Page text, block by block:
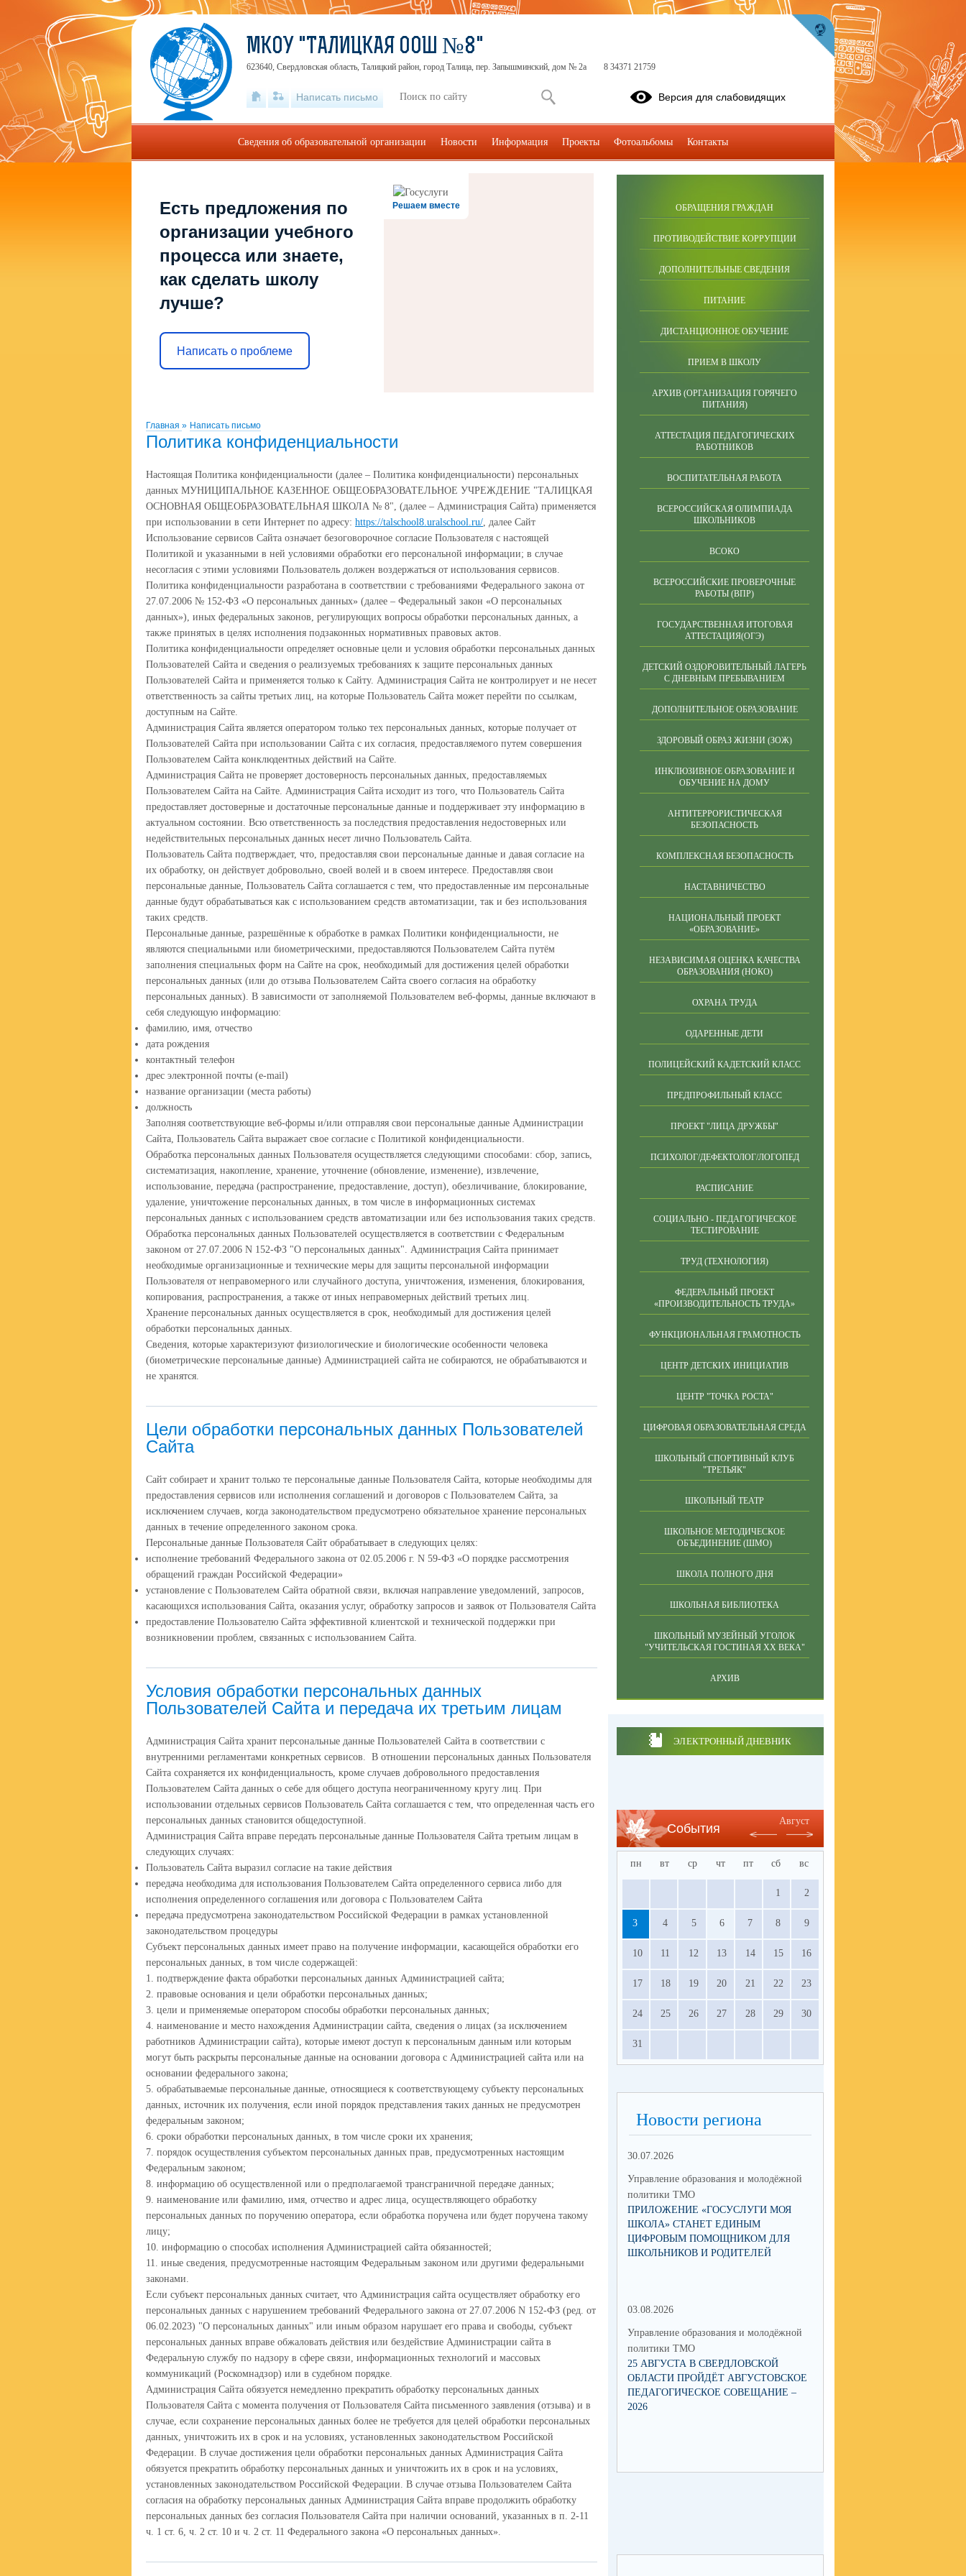
Решаем вместе
Есть предложения по
организации учебного
процесса или знаете,
как сделать школу
лучше?
Написать о проблеме
Главная » Написать письмо
Политика конфиденциальности
Настоящая Политика конфиденциальности (далее – Политика конфиденциальности) персональных
данных МУНИЦИПАЛЬНОЕ КАЗЕННОЕ ОБЩЕОБРАЗОВАТЕЛЬНОЕ УЧРЕЖДЕНИЕ "ТАЛИЦКАЯ
ОСНОВНАЯ ОБЩЕОБРАЗОВАТЕЛЬНАЯ ШКОЛА № 8", (далее – Администрация Сайта) применяется
при использовании в сети Интернет по адресу: https://talschool8.uralschool.ru/, далее Сайт
Использование сервисов Сайта означает безоговорочное согласие Пользователя с настоящей
Политикой и указанными в ней условиями обработки его персональной информации; в случае
несогласия с этими условиями Пользователь должен воздержаться от использования сервисов.
Политика конфиденциальности разработана в соответствии с требованиями Федерального закона от
27.07.2006 № 152-ФЗ «О персональных данных» (далее – Федеральный закон «О персональных
данных»), иных федеральных законов, регулирующих вопросы обработки персональных данных, а
также принятых в целях исполнения подзаконных нормативных правовых актов.
Политика конфиденциальности определяет основные цели и условия обработки персональных данных
Пользователей Сайта и сведения о реализуемых требованиях к защите персональных данных
Пользователей Сайта и применяется только к Сайту. Администрация Сайта не контролирует и не несет
ответственность за сайты третьих лиц, на которые Пользователь Сайта может перейти по ссылкам,
доступным на Сайте.
Администрация Сайта является оператором только тех персональных данных, которые получает от
Пользователей Сайта при использовании Сайта с их согласия, предоставляемого путем совершения
Пользователем Сайта конклюдентных действий на Сайте.
Администрация Сайта не проверяет достоверность персональных данных, предоставляемых
Пользователем Сайта на Сайте. Администрация Сайта исходит из того, что Пользователь Сайта
предоставляет достоверные и достаточные персональные данные и поддерживает эту информацию в
актуальном состоянии. Всю ответственность за последствия предоставления недостоверных или
недействительных персональных данных несет лично Пользователь Сайта.
Пользователь Сайта подтверждает, что, предоставляя свои персональные данные и давая согласие на
их обработку, он действует добровольно, своей волей и в своем интересе. Предоставляя свои
персональные данные, Пользователь Сайта соглашается с тем, что предоставленные им персональные
данные будут обрабатываться как с использованием средств автоматизации, так и без использования
таких средств.
Персональные данные, разрешённые к обработке в рамках Политики конфиденциальности, не
являются специальными или биометрическими, предоставляются Пользователем Сайта путём
заполнения специальных форм на Сайте на срок, необходимый для достижения целей обработки
персональных данных (или до отзыва Пользователем Сайта своего согласия на обработку
персональных данных). В зависимости от заполняемой Пользователем веб-формы, данные включают в
себя следующую информацию:
фамилию, имя, отчество
дата рождения
контактный телефон
дрес электронной почты (e-mail)
название организации (места работы)
должность
Заполняя соответствующие веб-формы и/или отправляя свои персональные данные Администрации
Сайта, Пользователь Сайта выражает свое согласие с Политикой конфиденциальности.
Обработка персональных данных Пользователя осуществляется следующими способами: сбор, запись,
систематизация, накопление, хранение, уточнение (обновление, изменение), извлечение,
использование, передача (распространение, предоставление, доступ), обезличивание, блокирование,
удаление, уничтожение персональных данных, в том числе в информационных системах
персональных данных с использованием средств автоматизации или без использования таких средств.
Обработка персональных данных Пользователей осуществляется в соответствии с Федеральным
законом от 27.07.2006 N 152-ФЗ "О персональных данных". Администрация Сайта принимает
необходимые организационные и технические меры для защиты персональной информации
Пользователя от неправомерного или случайного доступа, уничтожения, изменения, блокирования,
копирования, распространения, а также от иных неправомерных действий третьих лиц.
Хранение персональных данных осуществляется в срок, необходимый для достижения целей
обработки персональных данных.
Сведения, которые характеризуют физиологические и биологические особенности человека
(биометрические персональные данные) Администрацией сайта не собираются, не обрабатываются и
не хранятся.
Цели обработки персональных данных Пользователей
Сайта
Сайт собирает и хранит только те персональные данные Пользователя Сайта, которые необходимы для
предоставления сервисов или исполнения соглашений и договоров с Пользователем Сайта, за
исключением случаев, когда законодательством предусмотрено обязательное хранение персональных
данных в течение определенного законом срока.
Персональные данные Пользователя Сайт обрабатывает в следующих целях:
исполнение требований Федерального закона от 02.05.2006 г. N 59-ФЗ «О порядке рассмотрения
обращений граждан Российской Федерации»
установление с Пользователем Сайта обратной связи, включая направление уведомлений, запросов,
касающихся использования Сайта, оказания услуг, обработку запросов и заявок от Пользователя Сайта
предоставление Пользователю Сайта эффективной клиентской и технической поддержки при
возникновении проблем, связанных с использованием Сайта.
Условия обработки персональных данных
Пользователей Сайта и передача их третьим лицам
Администрация Сайта хранит персональные данные Пользователей Сайта в соответствии с
внутренними регламентами конкретных сервисов. В отношении персональных данных Пользователя
Сайта сохраняется их конфиденциальность, кроме случаев добровольного предоставления
Пользователем Сайта данных о себе для общего доступа неограниченному кругу лиц. При
использовании отдельных сервисов Пользователь Сайта соглашается с тем, что определенная часть его
персональных данных становится общедоступной.
Администрация Сайта вправе передать персональные данные Пользователя Сайта третьим лицам в
следующих случаях:
Пользователь Сайта выразил согласие на такие действия
передача необходима для использования Пользователем Сайта определенного сервиса либо для
исполнения определенного соглашения или договора с Пользователем Сайта
передача предусмотрена законодательством Российской Федерации в рамках установленной
законодательством процедуры
Субъект персональных данных имеет право на получение информации, касающейся обработки его
персональных данных, в том числе содержащей:
1. подтверждение факта обработки персональных данных Администрацией сайта;
2. правовые основания и цели обработки персональных данных;
3. цели и применяемые оператором способы обработки персональных данных;
4. наименование и место нахождения Администрации сайта, сведения о лицах (за исключением
работников Администрации сайта), которые имеют доступ к персональным данным или которым
могут быть раскрыты персональные данные на основании договора с Администрацией сайта или на
основании федерального закона;
5. обрабатываемые персональные данные, относящиеся к соответствующему субъекту персональных
данных, источник их получения, если иной порядок представления таких данных не предусмотрен
федеральным законом;
6. сроки обработки персональных данных, в том числе сроки их хранения;
7. порядок осуществления субъектом персональных данных прав, предусмотренных настоящим
Федеральным законом;
8. информацию об осуществленной или о предполагаемой трансграничной передаче данных;
9. наименование или фамилию, имя, отчество и адрес лица, осуществляющего обработку
персональных данных по поручению оператора, если обработка поручена или будет поручена такому
лицу;
10. информацию о способах исполнения Администрацией сайта обязанностей;
11. иные сведения, предусмотренные настоящим Федеральным законом или другими федеральными
законами.
Если субъект персональных данных считает, что Администрация сайта осуществляет обработку его
персональных данных с нарушением требований Федерального закона от 27.07.2006 N 152-ФЗ (ред. от
06.02.2023) "О персональных данных" или иным образом нарушает его права и свободы, субъект
персональных данных вправе обжаловать действия или бездействие Администрации сайта в
Федеральную службу по надзору в сфере связи, информационных технологий и массовых
коммуникаций (Роскомнадзор) или в судебном порядке.
Администрация Сайта обязуется немедленно прекратить обработку персональных данных
Пользователя Сайта с момента получения от Пользователя Сайта письменного заявления (отзыва) и в
случае, если сохранение персональных данных более не требуется для целей обработки персональных
данных, уничтожить их в срок и на условиях, установленных законодательством Российской
Федерации. В случае достижения цели обработки персональных данных Администрация Сайта
обязуется прекратить обработку персональных данных и уничтожить их в срок и на условиях,
установленных законодательством Российской Федерации. В случае отзыва Пользователем Сайта
согласия на обработку персональных данных Администрация Сайта вправе продолжить обработку
персональных данных без согласия Пользователя Сайта при наличии оснований, указанных в п. 2-11
ч. 1 ст. 6, ч. 2 ст. 10 и ч. 2 ст. 11 Федерального закона «О персональных данных».
ОБРАЩЕНИЯ ГРАЖДАН
ПРОТИВОДЕЙСТВИЕ КОРРУПЦИИ
ДОПОЛНИТЕЛЬНЫЕ СВЕДЕНИЯ
ПИТАНИЕ
ДИСТАНЦИОННОЕ ОБУЧЕНИЕ
ПРИЕМ В ШКОЛУ
АРХИВ (ОРГАНИЗАЦИЯ ГОРЯЧЕГО
ПИТАНИЯ)
АТТЕСТАЦИЯ ПЕДАГОГИЧЕСКИХ
РАБОТНИКОВ
ВОСПИТАТЕЛЬНАЯ РАБОТА
ВСЕРОССИЙСКАЯ ОЛИМПИАДА
ШКОЛЬНИКОВ
ВСОКО
ВСЕРОССИЙСКИЕ ПРОВЕРОЧНЫЕ
РАБОТЫ (ВПР)
ГОСУДАРСТВЕННАЯ ИТОГОВАЯ
АТТЕСТАЦИЯ(ОГЭ)
ДЕТСКИЙ ОЗДОРОВИТЕЛЬНЫЙ ЛАГЕРЬ
С ДНЕВНЫМ ПРЕБЫВАНИЕМ
ДОПОЛНИТЕЛЬНОЕ ОБРАЗОВАНИЕ
ЗДОРОВЫЙ ОБРАЗ ЖИЗНИ (ЗОЖ)
ИНКЛЮЗИВНОЕ ОБРАЗОВАНИЕ И
ОБУЧЕНИЕ НА ДОМУ
АНТИТЕРРОРИСТИЧЕСКАЯ
БЕЗОПАСНОСТЬ
КОМПЛЕКСНАЯ БЕЗОПАСНОСТЬ
НАСТАВНИЧЕСТВО
НАЦИОНАЛЬНЫЙ ПРОЕКТ
«ОБРАЗОВАНИЕ»
НЕЗАВИСИМАЯ ОЦЕНКА КАЧЕСТВА
ОБРАЗОВАНИЯ (НОКО)
ОХРАНА ТРУДА
ОДАРЕННЫЕ ДЕТИ
ПОЛИЦЕЙСКИЙ КАДЕТСКИЙ КЛАСС
ПРЕДПРОФИЛЬНЫЙ КЛАСС
ПРОЕКТ "ЛИЦА ДРУЖБЫ"
ПСИХОЛОГ/ДЕФЕКТОЛОГ/ЛОГОПЕД
РАСПИСАНИЕ
СОЦИАЛЬНО - ПЕДАГОГИЧЕСКОЕ
ТЕСТИРОВАНИЕ
ТРУД (ТЕХНОЛОГИЯ)
ФЕДЕРАЛЬНЫЙ ПРОЕКТ
«ПРОИЗВОДИТЕЛЬНОСТЬ ТРУДА»
ФУНКЦИОНАЛЬНАЯ ГРАМОТНОСТЬ
ЦЕНТР ДЕТСКИХ ИНИЦИАТИВ
ЦЕНТР "ТОЧКА РОСТА"
ЦИФРОВАЯ ОБРАЗОВАТЕЛЬНАЯ СРЕДА
ШКОЛЬНЫЙ СПОРТИВНЫЙ КЛУБ
"ТРЕТЬЯК"
ШКОЛЬНЫЙ ТЕАТР
ШКОЛЬНОЕ МЕТОДИЧЕСКОЕ
ОБЪЕДИНЕНИЕ (ШМО)
ШКОЛА ПОЛНОГО ДНЯ
ШКОЛЬНАЯ БИБЛИОТЕКА
ШКОЛЬНЫЙ МУЗЕЙНЫЙ УГОЛОК
"УЧИТЕЛЬСКАЯ ГОСТИНАЯ ХХ ВЕКА"
АРХИВ
ЭЛЕКТРОННЫЙ ДНЕВНИК
События
Август
пн вт ср чт пт сб вс
1 2
3 4 5 6 7 8 9
10 11 12 13 14 15 16
17 18 19 20 21 22 23
24 25 26 27 28 29 30
31
Новости региона
30.07.2026
Управление образования и молодёжной
политики ТМО
ПРИЛОЖЕНИЕ «ГОСУСЛУГИ МОЯ
ШКОЛА» СТАНЕТ ЕДИНЫМ
ЦИФРОВЫМ ПОМОЩНИКОМ ДЛЯ
ШКОЛЬНИКОВ И РОДИТЕЛЕЙ
03.08.2026
Управление образования и молодёжной
политики ТМО
25 АВГУСТА В СВЕРДЛОВСКОЙ
ОБЛАСТИ ПРОЙДЁТ АВГУСТОВСКОЕ
ПЕДАГОГИЧЕСКОЕ СОВЕЩАНИЕ –
2026
МКОУ "ТАЛИЦКАЯ ООШ №8"
623640, Свердловская область, Талицкий район, город Талица, пер. Запышминский, дом № 2а 8 34371 21759
Написать письмо Версия для слабовидящих
Сведения об образовательной организации Новости Информация Проекты Фотоальбомы Контакты